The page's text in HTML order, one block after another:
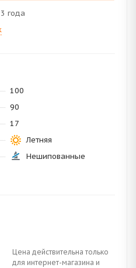
года
100
90
17
Летняя
Нешипованные
Цена действительна только
для интернет-магазина и